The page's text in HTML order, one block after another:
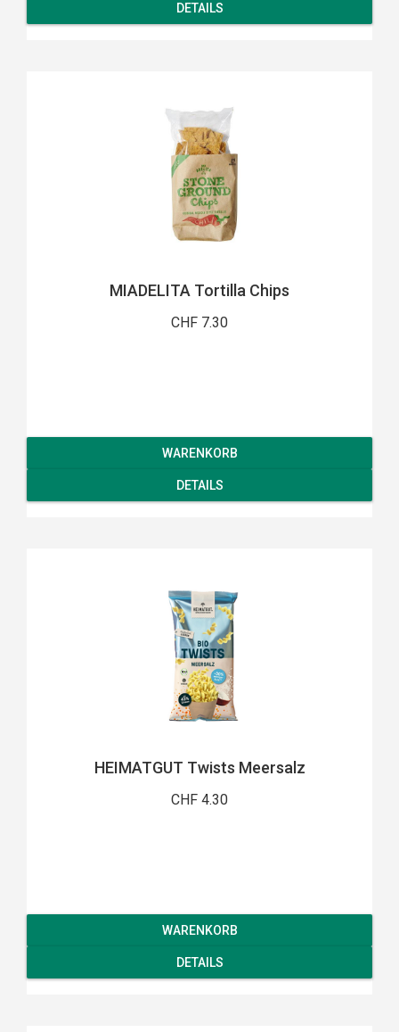
DETAILS
MIADELITA Tortilla Chips
CHF 7.30
WARENKORB
DETAILS
HEIMATGUT Twists Meersalz
CHF 4.30
WARENKORB
DETAILS